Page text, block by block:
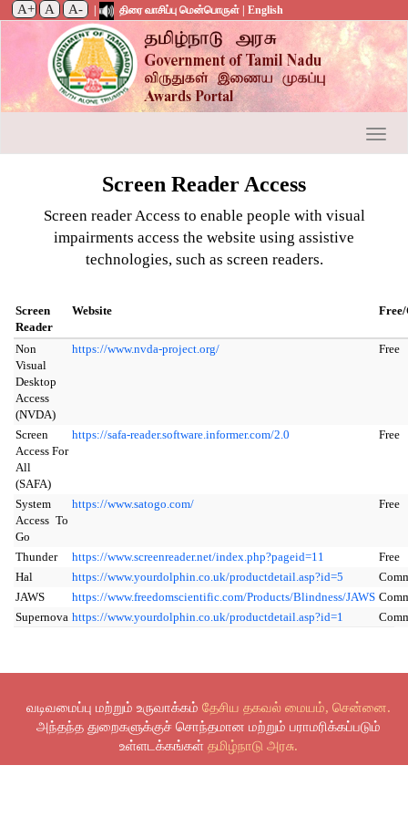
A+ A A- திரை வாசிப்பு மென்பொருள் | English
Screen Reader Access
Screen reader Access to enable people with visual
impairments access the website using assistive
technologies, such as screen readers.
Screen
Reader
Website
Non
Visual
Desktop
Access
(NVDA)
https://www.nvda-project.org/ Free
Screen
Access For
All
(SAFA)
https://safa-reader.software.informer.com/2.0 Free
System
Access To
Go
https://www.satogo.com/ Free
Thunder https://www.screenreader.net/index.php?pageid=11
Free
Hal
https://www.yourdolphin.co.uk/productdetail.asp?id=5
JAWS
https://www.freedomscientific.com/Products/Blindness/JAWS
Supernova https://www.yourdolphin.co.uk/productdetail.asp?id=1
வடிவமைப்பு மற்றும் உருவாக்கம் தேசிய தகவல் மையம், சென்னை.
அந்தந்த துறைகளுக்குச் சொந்தமான மற்றும் பராமரிக்கப்படும்
உள்ளடக்கங்கள் தமிழ்நாடு அரசு.